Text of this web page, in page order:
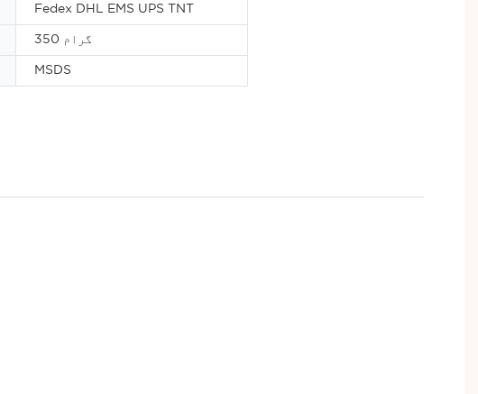
Fedex DHL EMS UPS TNT
350 گرام
MSDS